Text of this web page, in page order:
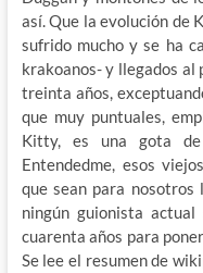
así. Que la evolución de
sufrido mucho y se ha
krakoanos- y llegados al
treinta años,
que muy puntuales,
Kitty, es una gota
Entendedme, esos
que sean para nosotros
ningún guionista
cuarenta años para
Se lee el resumen de